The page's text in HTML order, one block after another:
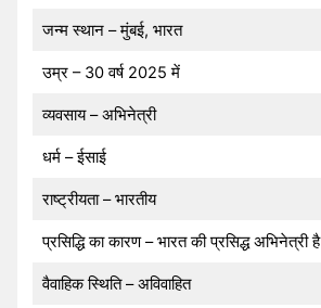
जन्म स्थान – मुंबई, भारत
उम्र – 30 वर्ष 2025 में
व्यवसाय – अभिनेत्री
धर्म – ईसाई
राष्ट्रीयता – भारतीय
प्रसिद्धि का कारण – भारत की प्रसिद्ध अभिनेत्री है
वैवाहिक स्थिति – अविवाहित